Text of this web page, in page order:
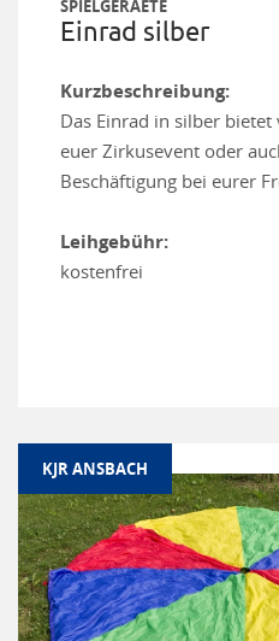
SPIELGERAETE
Einrad silber
Kurzbeschreibung:
Das Einrad in silber bietet
euer Zirkusevent oder
Beschäftigung bei eurer
Leihgebühr:
kostenfrei
KJR ANSBACH